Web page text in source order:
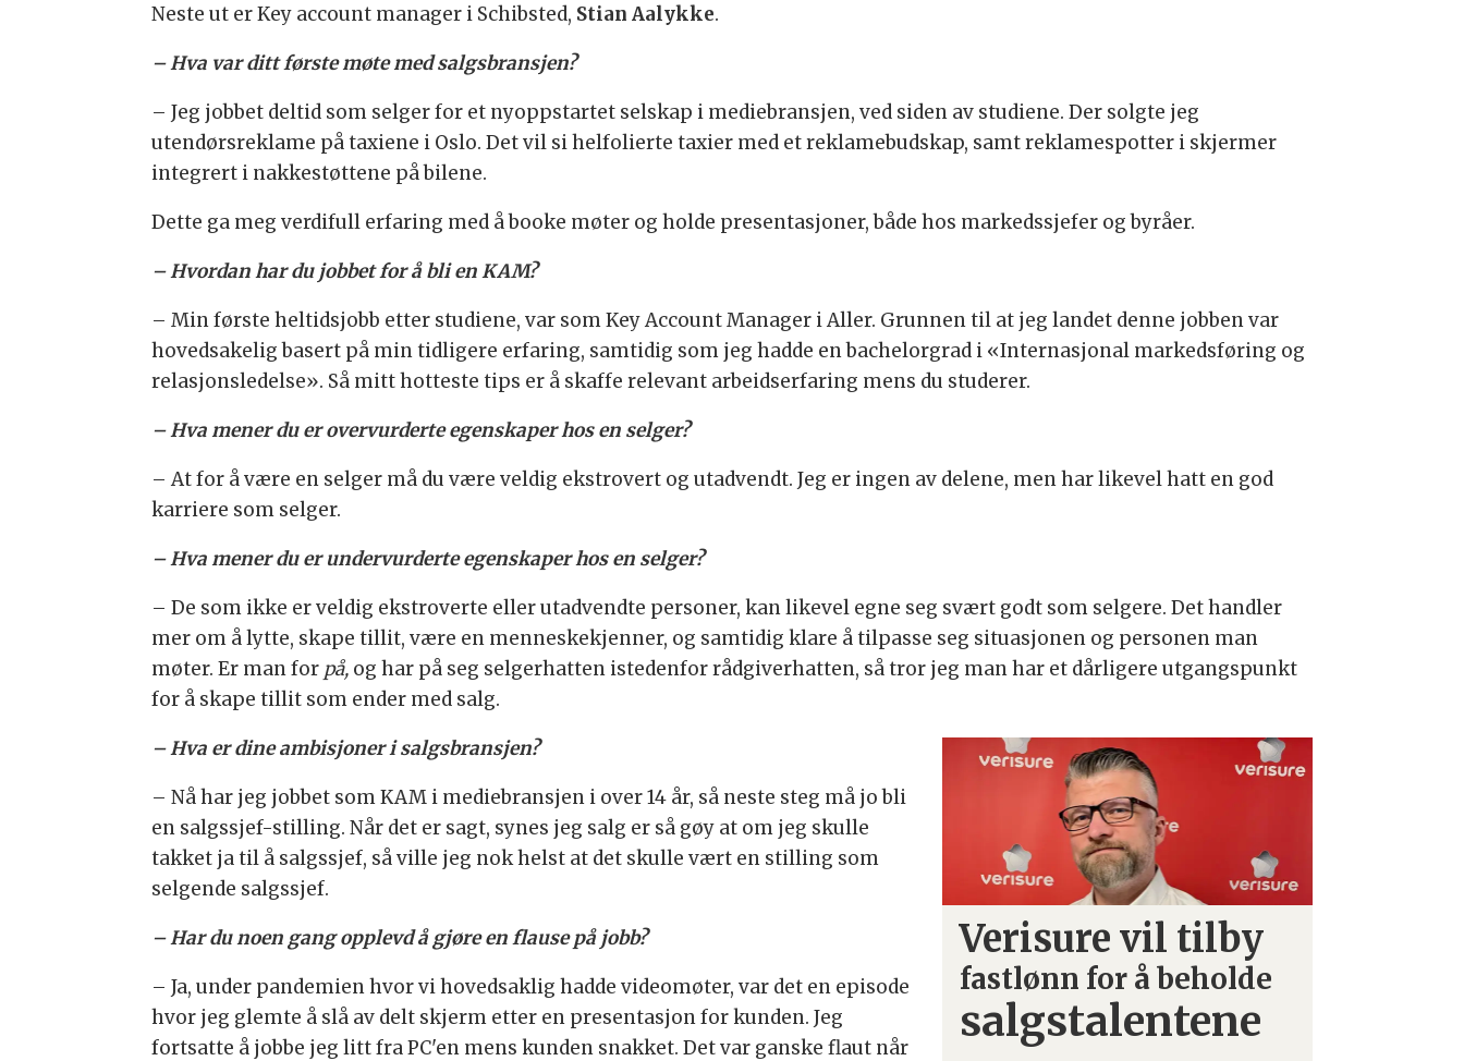
Neste ut er Key account manager i Schibsted, Stian Aalykke.
– Hva var ditt første møte med salgsbransjen?
– Jeg jobbet deltid som selger for et nyoppstartet selskap i mediebransjen, ved siden av studiene. Der solgte jeg
utendørsreklame på taxiene i Oslo. Det vil si helfolierte taxier med et reklamebudskap, samt reklamespotter i skjermer
integrert i nakkestøttene på bilene.
Dette ga meg verdifull erfaring med å booke møter og holde presentasjoner, både hos markedssjefer og byråer.
– Hvordan har du jobbet for å bli en KAM?
– Min første heltidsjobb etter studiene, var som Key Account Manager i Aller. Grunnen til at jeg landet denne jobben var
hovedsakelig basert på min tidligere erfaring, samtidig som jeg hadde en bachelorgrad i «Internasjonal markedsføring og
relasjonsledelse». Så mitt hotteste tips er å skaffe relevant arbeidserfaring mens du studerer.
– Hva mener du er overvurderte egenskaper hos en selger?
– At for å være en selger må du være veldig ekstrovert og utadvendt. Jeg er ingen av delene, men har likevel hatt en god
karriere som selger.
– Hva mener du er undervurderte egenskaper hos en selger?
– De som ikke er veldig ekstroverte eller utadvendte personer, kan likevel egne seg svært godt som selgere. Det handler
mer om å lytte, skape tillit, være en menneskekjenner, og samtidig klare å tilpasse seg situasjonen og personen man
møter. Er man for på, og har på seg selgerhatten istedenfor rådgiverhatten, så tror jeg man har et dårligere utgangspunkt
for å skape tillit som ender med salg.
Verisure vil tilby
fastlønn for å beholde
salgstalentene
– Hva er dine ambisjoner i salgsbransjen?
– Nå har jeg jobbet som KAM i mediebransjen i over 14 år, så neste steg må jo bli
en salgssjef-stilling. Når det er sagt, synes jeg salg er så gøy at om jeg skulle
takket ja til å salgssjef, så ville jeg nok helst at det skulle vært en stilling som
selgende salgssjef.
– Har du noen gang opplevd å gjøre en flause på jobb?
– Ja, under pandemien hvor vi hovedsaklig hadde videomøter, var det en episode
hvor jeg glemte å slå av delt skjerm etter en presentasjon for kunden. Jeg
fortsatte å jobbe jeg litt fra PC'en mens kunden snakket. Det var ganske flaut når